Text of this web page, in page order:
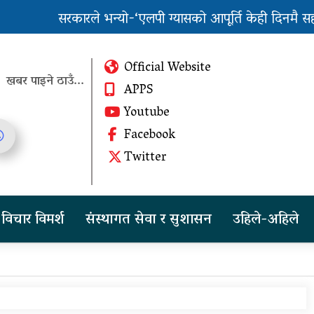
सरकारले भन्यो-‘एलपी ग्यासको आपूर्ति केही दिनमै सहज
खबर पाइने ठाउँ...
Official Website
APPS
Youtube
Facebook
Twitter
विचार विमर्श संस्थागत सेवा र सुशासन उहिले-अहिले
तीन दिन सम्म मुसलधारे देखि
आरिघोप्टे मनसुन, सतर्क रहन
चीनको दबाबपछि तिब्बत
सम्मेलनमा दलाई लामाका
प्रतिनिधि नआउने